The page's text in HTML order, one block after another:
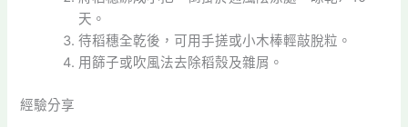
天。
待稻穗全乾後，可用手搓或小木棒輕敲脫粒。
用篩子或吹風法去除稻殼及雜屑。
經驗分享